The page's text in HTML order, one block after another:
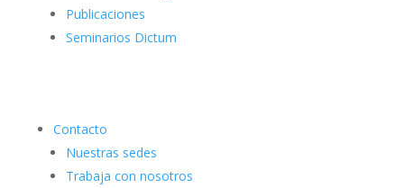
Publicaciones
Seminarios Dictum
Contacto
Nuestras sedes
Trabaja con nosotros